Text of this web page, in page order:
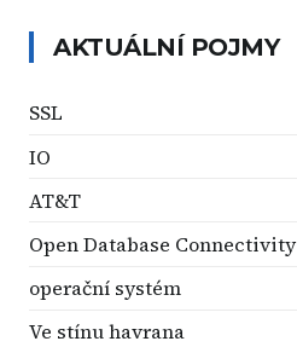
AKTUÁLNÍ POJMY
SSL
IO
AT&T
Open Database Connectivity
operační systém
Ve stínu havrana